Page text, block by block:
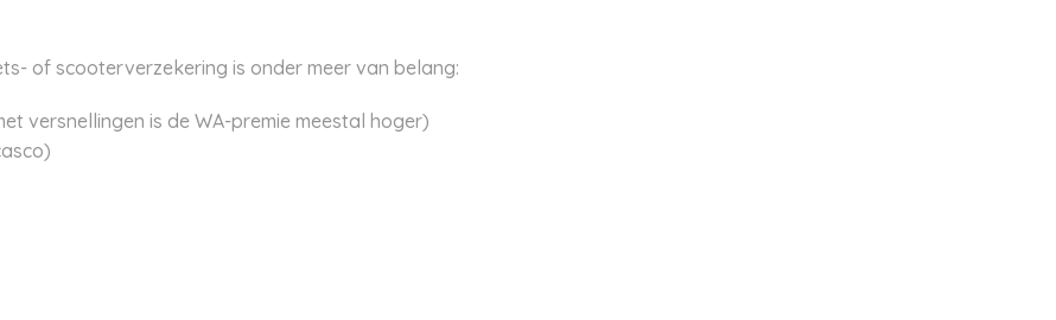
of scooterverzekering is onder meer van belang:
versnellingen is de WA-premie meestal hoger)